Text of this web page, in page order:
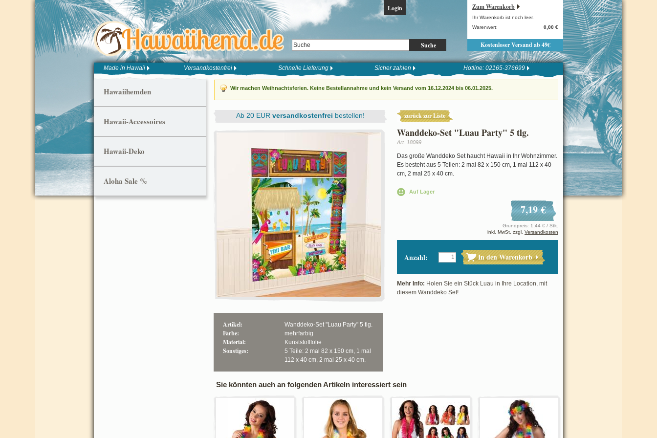
Suche
Login Zum Warenkorb
Ihr Warenkorb ist noch leer.
Warenwert:
0,00 €
Kostenloser Versand ab 49€
Made in Hawaii Versandkostenfrei Schnelle Lieferung Sicher zahlen Hotline: 02165-376699
Wir machen Weihnachtsferien. Keine Bestellannahme und kein Versand vom 16.12.2024 bis 06.01.2025.
zurück zur Liste
Wanddeko-Set "Luau Party" 5 tlg.
Art. 18099
Das große Wanddeko Set haucht Hawaii in Ihr Wohnzimmer.
Es besteht aus 5 Teilen: 2 mal 82 x 150 cm, 1 mal 112 x 40
cm, 2 mal 25 x 40 cm.
Auf Lager
7,19 €
Grundpreis: 1,44 € / Stk.
inkl. MwSt. zzgl. Versandkosten
Anzahl: In den Warenkorb
Mehr Info: Holen Sie ein Stück Luau in Ihre Location, mit
diesem Wanddeko Set!
Ab 20 EUR versandkostenfrei bestellen!
Artikel: Wanddeko-Set "Luau Party" 5 tlg.
Farbe: mehrfarbig
Material: Kunststofffolie
Sonstiges:
5 Teile: 2 mal 82 x 150 cm, 1 mal
112 x 40 cm, 2 mal 25 x 40 cm.
Sie könnten auch an folgenden Artikeln interessiert sein
Hawaiihemden
Hawaii-Accessoires
Hawaii-Deko
Aloha Sale %